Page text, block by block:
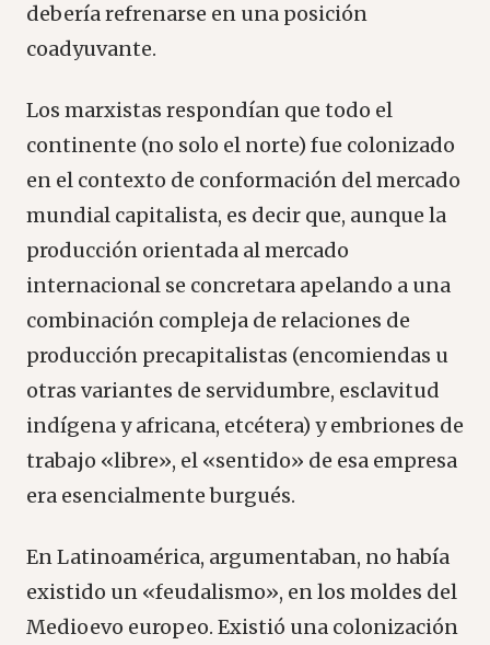
debería refrenarse en una posición
coadyuvante.
Los marxistas respondían que todo el
continente (no solo el norte) fue colonizado
en el contexto de conformación del mercado
mundial capitalista, es decir que, aunque la
producción orientada al mercado
internacional se concretara apelando a una
combinación compleja de relaciones de
producción precapitalistas (encomiendas u
otras variantes de servidumbre, esclavitud
indígena y africana, etcétera) y embriones de
trabajo «libre», el «sentido» de esa empresa
era esencialmente burgués.
En Latinoamérica, argumentaban, no había
existido un «feudalismo», en los moldes del
Medioevo europeo. Existió una colonización